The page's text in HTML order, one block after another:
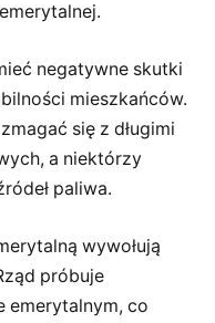
negatywne skutki
mieszkańców.
się z długimi
a niektórzy
paliwa.
wywołują
próbuje
emerytalnym, co